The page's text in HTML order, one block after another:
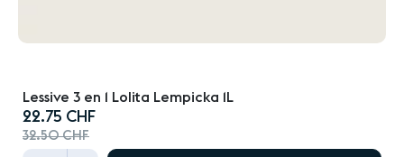
Lessive 3 en 1 Lolita Lempicka 1L
Prix
spécial
22.75 CHF
32.50 CHF